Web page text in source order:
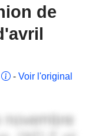
de
- Voir l'original